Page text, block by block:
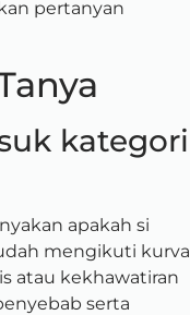
pertanyan
kategori
apakah si
mengikuti kurva
atau kekhawatiran
serta